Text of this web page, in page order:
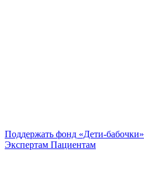
Поддержать фонд «Дети-бабочки»
Экспертам Пациентам